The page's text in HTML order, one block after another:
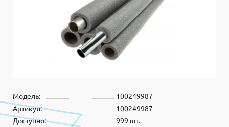
Модель:
100249987
Артикул:
100249987
Доступно:
999 шт.